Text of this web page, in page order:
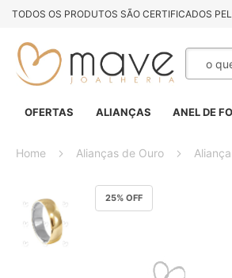
TODOS OS PRODUTOS SÃO CERTIFICADOS
Pesquisa
OFERTAS ALIANÇAS ANEL DE
Home Alianças de Ouro
25% OFF
para
final
da